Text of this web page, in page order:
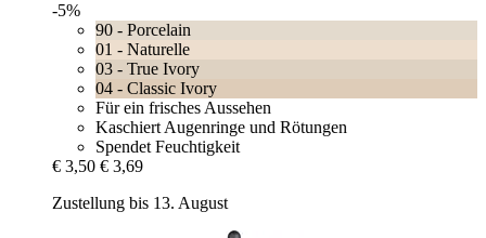
-5%
90 - Porcelain
01 - Naturelle
03 - True Ivory
04 - Classic Ivory
Für ein frisches Aussehen
Kaschiert Augenringe und Rötungen
Spendet Feuchtigkeit
€ 3,50 € 3,69
Zustellung bis 13. August